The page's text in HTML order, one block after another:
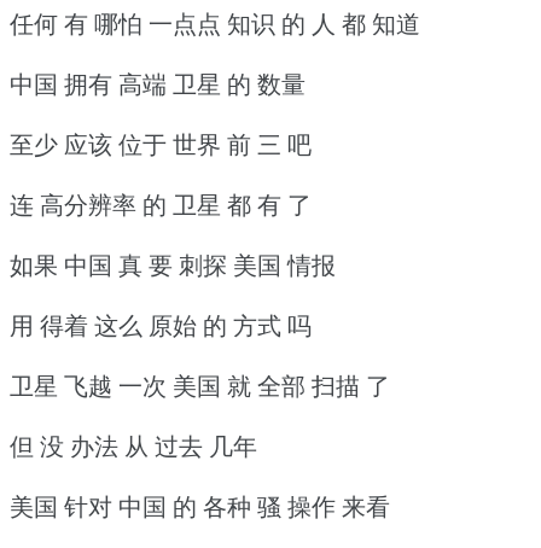
任何 有 哪怕 一点点 知识 的 人 都 知道
中国 拥有 高端 卫星 的 数量
至少 应该 位于 世界 前 三 吧
连 高分辨率 的 卫星 都 有 了
如果 中国 真 要 刺探 美国 情报
用 得着 这么 原始 的 方式 吗
卫星 飞越 一次 美国 就 全部 扫描 了
但 没 办法 从 过去 几年
美国 针对 中国 的 各种 骚 操作 来看